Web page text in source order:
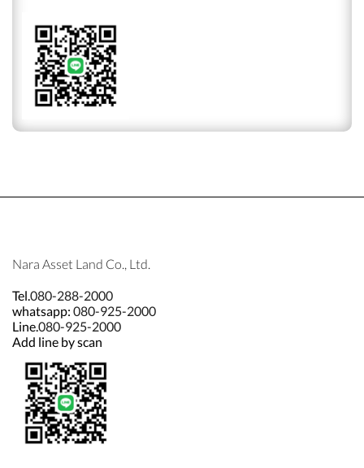
Nara Asset Land Co., Ltd.
Tel.080-288-2000
whatsapp: 080-925-2000
Line.080-925-2000
Add line by scan